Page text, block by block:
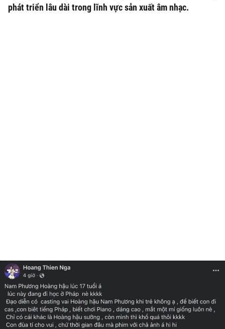
phát triển lâu dài trong lĩnh vực sản xuất âm nhạc.